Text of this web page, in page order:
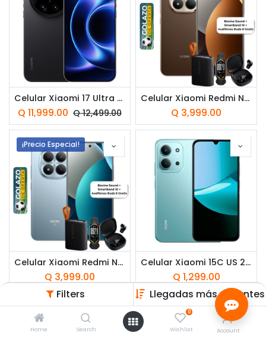
Filters Llegadas más recientes
Home Search
0
Wishlist Account
Celular Xiaomi 17 Ultra US 512GB 16GB RAM Dual SIM Negro
Q 11,999.00 Q12,499.00
Celular Xiaomi Redmi Note 15 Pro+ 5G US 512GB 12GB RAM Dual SIM Cafe Mocha
Q 3,999.00
¡Precio Especial!
Celular Xiaomi Redmi Note 15 Pro+ 5G US 512GB 12GB RAM Dual SIM Azul Glaciar
Q 3,999.00
Celular Xiaomi 15C US 256GB 8GB RAM Dual SIM Verde Menta
Q 1,299.00
¡Precio Especial!